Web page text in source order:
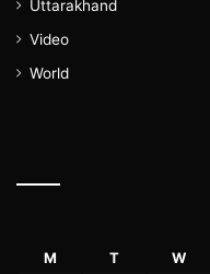
Uttarakhand
Video
World
M T W